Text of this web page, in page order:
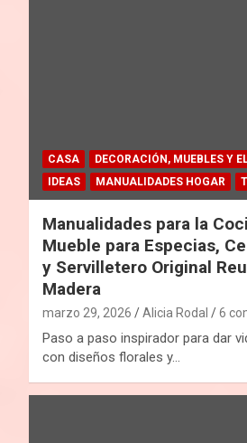
CASA
DECORACIÓN, MUEBLES Y
IDEAS
MANUALIDADES HOGAR
Manualidades para la
Mueble para Especias,
y Servilletero Original
Madera
marzo 29, 2026 Alicia Rodal 6
Paso a paso inspirador para dar
con diseños florales y…